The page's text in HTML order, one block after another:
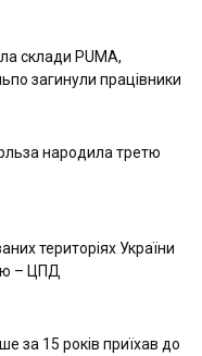
склади PUMA,
загинули працівники
народила третю
територіях України
– ЦПД
за 15 років приїхав до